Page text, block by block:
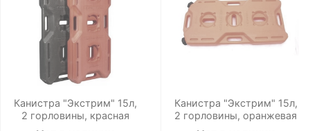
Канистра "Экстрим" 15л,
2 горловины, красная
Канистра "Экстрим" 15л,
2 горловины, оранжевая